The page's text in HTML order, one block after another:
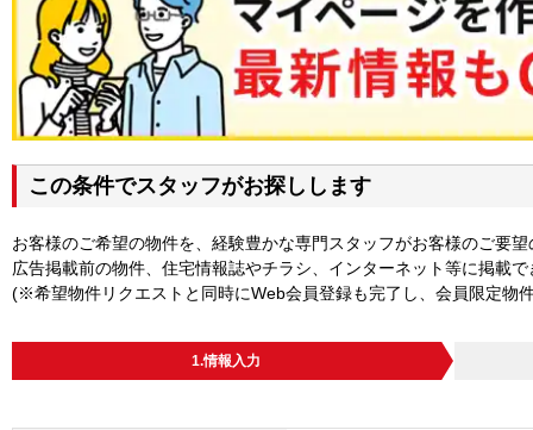
この条件でスタッフがお探しします
お客様のご希望の物件を、経験豊かな専門スタッフがお客様のご要
広告掲載前の物件、住宅情報誌やチラシ、インターネット等に掲載
(※希望物件リクエストと同時にWeb会員登録も完了し、会員限定物
1.情報入力